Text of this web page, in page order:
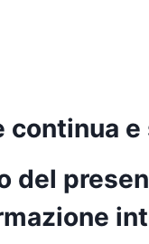
e
del